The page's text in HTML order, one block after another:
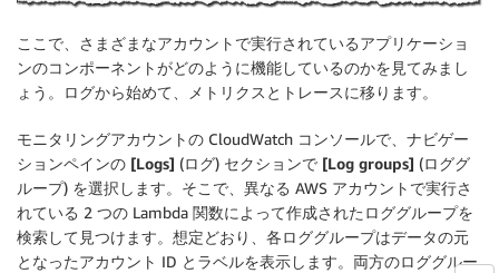
ここで、さまざまなアカウントで実行されているアプリケーショ
ンのコンポーネントがどのように機能しているのかを見てみまし
ょう。ログから始めて、メトリクスとトレースに移ります。
モニタリングアカウントの CloudWatch コンソールで、ナビゲー
ションペインの [Logs] (ログ) セクションで [Log groups] (ロググ
ループ) を選択します。そこで、異なる AWS アカウントで実行さ
れている 2 つの Lambda 関数によって作成されたロググループを
検索して見つけます。想定どおり、各ロググループはデータの元
となったアカウント ID とラベルを表示します。両方のロググルー